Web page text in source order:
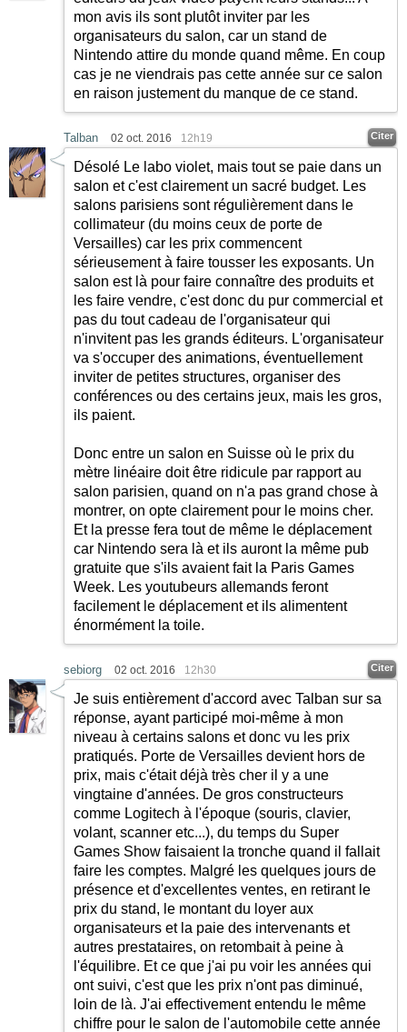
mon avis ils sont plutôt inviter par les
organisateurs du salon, car un stand de
Nintendo attire du monde quand même. En coup
cas je ne viendrais pas cette année sur ce salon
en raison justement du manque de ce stand.
Talban 02 oct. 2016 12h19 Citer
Désolé Le labo violet, mais tout se paie dans un
salon et c'est clairement un sacré budget. Les
salons parisiens sont régulièrement dans le
collimateur (du moins ceux de porte de
Versailles) car les prix commencent
sérieusement à faire tousser les exposants. Un
salon est là pour faire connaître des produits et
les faire vendre, c'est donc du pur commercial et
pas du tout cadeau de l'organisateur qui
n'invitent pas les grands éditeurs. L'organisateur
va s'occuper des animations, éventuellement
inviter de petites structures, organiser des
conférences ou des certains jeux, mais les gros,
ils paient.
Donc entre un salon en Suisse où le prix du
mètre linéaire doit être ridicule par rapport au
salon parisien, quand on n'a pas grand chose à
montrer, on opte clairement pour le moins cher.
Et la presse fera tout de même le déplacement
car Nintendo sera là et ils auront la même pub
gratuite que s'ils avaient fait la Paris Games
Week. Les youtubeurs allemands feront
facilement le déplacement et ils alimentent
énormément la toile.
sebiorg 02 oct. 2016 12h30 Citer
Je suis entièrement d'accord avec Talban sur sa
réponse, ayant participé moi-même à mon
niveau à certains salons et donc vu les prix
pratiqués. Porte de Versailles devient hors de
prix, mais c'était déjà très cher il y a une
vingtaine d'années. De gros constructeurs
comme Logitech à l'époque (souris, clavier,
volant, scanner etc...), du temps du Super
Games Show faisaient la tronche quand il fallait
faire les comptes. Malgré les quelques jours de
présence et d'excellentes ventes, en retirant le
prix du stand, le montant du loyer aux
organisateurs et la paie des intervenants et
autres prestataires, on retombait à peine à
l'équilibre. Et ce que j'ai pu voir les années qui
ont suivi, c'est que les prix n'ont pas diminué,
loin de là. J'ai effectivement entendu le même
chiffre pour le salon de l'automobile cette année